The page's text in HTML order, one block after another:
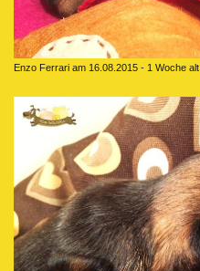
Enzo Ferrari am 16.08.2015 - 1 Woche alt.